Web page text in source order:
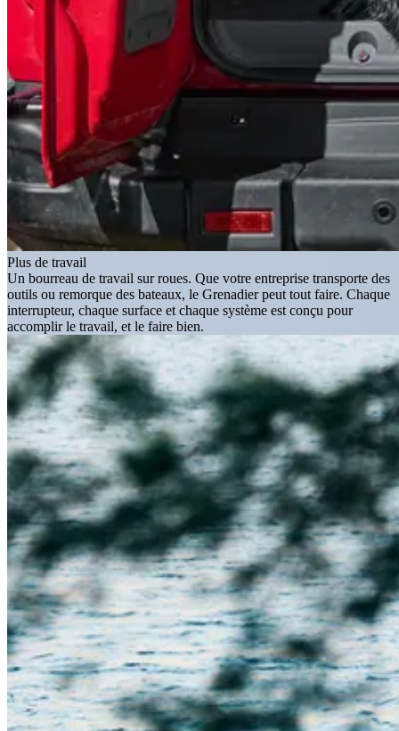
Plus de travail
Un bourreau de travail sur roues. Que votre entreprise transporte des
outils ou remorque des bateaux, le Grenadier peut tout faire. Chaque
interrupteur, chaque surface et chaque système est conçu pour
accomplir le travail, et le faire bien.